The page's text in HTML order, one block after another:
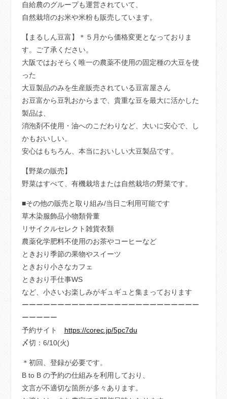
自給農のグループも運営されていて、
自然栽培のお米や米粉も販売しています。
【まるしん豆富】＊５月から価格変更となっておりま
す。ご了承ください。
大阪ではおそらく唯一の農薬不使用の固定種の大豆を使
った
大豆製品のみを生産販売されている豆富屋さん
お豆富から豆乳おからまで、貴重な豆を最大に活かした
製品は、
消泡剤不使用・油へのこだわりなど、大いに安心で、し
かもおいしい。
安心はもちろん、本当においしい大豆製品です。
【野菜の販売】
野菜はすべて、有機栽培または自然栽培の野菜です。
■その他の販売と取り組み/当日ご利用可能です
草木染服飾品小物類骨董
リサイクルセレクト雑貨衣類
農薬化学肥料不使用のお茶やコーヒーなど
ときおり季節の果物やスイーツ
ときおり小さなカフェ
ときおり手仕事WS
など、小さいお楽しみがギュギュと集まっております
ーーーーーーーーーーーーーーーーーーーーーーーーー
ーーーーー
予約サイト https://corec.jp/5pc7du
〆切：6/10(火)
＊初回、登録が必要です。
B to B の予約の仕組みを利用しており、
文言が不適切な箇所が多々あります。